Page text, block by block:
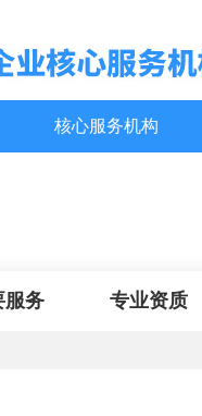
核心服务机构
服务 专业资质